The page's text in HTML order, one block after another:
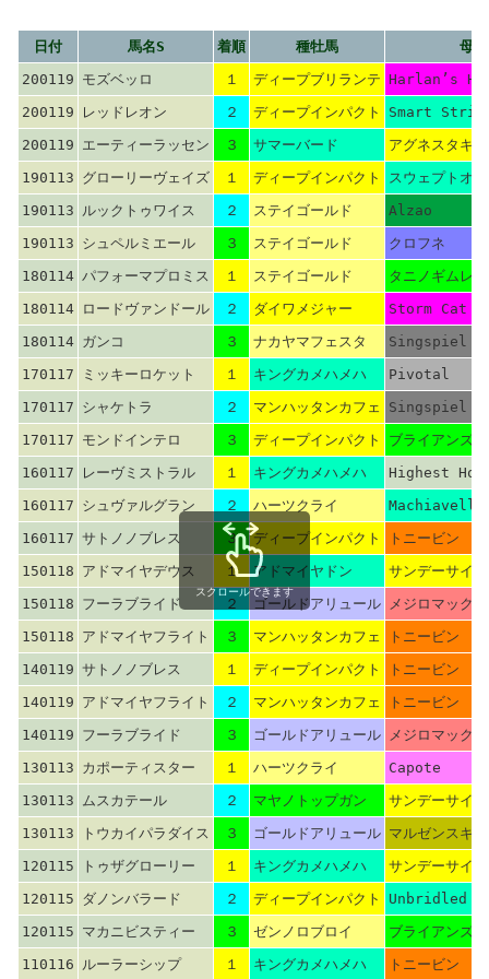
日付 馬名S 着順 種牡馬
母
200119 モズベッロ １ ディープブリランテ Harlan’s
200119
レッドレオン ２ ディープインパクト
Smart
200119 エーティーラッセン ３ サマーバード
アグネスタキ
190113 グローリーヴェイズ １ ディープインパクト
スウェプトオ
190113 ルックトゥワイス ２ ステイゴールド
Alzao
190113 シュペルミエール ３ ステイゴールド
クロフネ
180114 パフォーマプロミス １ ステイゴールド
タニノギムレ
180114 ロードヴァンドール ２ ダイワメジャー
Storm Cat
180114 ガンコ ３ ナカヤマフェスタ
Singspiel
170117
ミッキーロケット １ キングカメハメハ
Pivotal
170117 シャケトラ ２ マンハッタンカフェ
Singspiel
170117 モンドインテロ ３ ディープインパクト
ブライアンズ
160117
レーヴミストラル １ キングカメハメハ
Highest
160117 シュヴァルグラン ２ ハーツクライ
160117 サトノノブレス ３ ディープインパクト
トニービン
150118 アドマイヤデウス １ アドマイヤドン
サンデーサイ
150118 フーラブライド ２ ゴールドアリュール メジロマック
150118 アドマイヤフライト ３ マンハッタンカフェ
トニービン
140119 サトノノブレス １ ディープインパクト
トニービン
140119 アドマイヤフライト ２ マンハッタンカフェ
トニービン
140119 フーラブライド ３ ゴールドアリュール メジロマック
130113 カポーティスター １ ハーツクライ
Capote
130113 ムスカテール ２ マヤノトップガン
サンデーサイ
130113
トウカイパラダイス ３ ゴールドアリュール マルゼンスキー
120115
トゥザグローリー １ キングカメハメハ
サンデーサイ
120115 ダノンバラード ２ ディープインパクト
Unbridled
120115 マカニビスティー ３ ゼンノロブロイ
ブライアンズ
110116 ルーラーシップ １ キングカメハメハ トニービン
スクロールできます